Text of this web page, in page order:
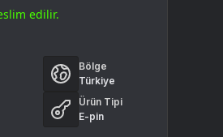
edilir.
Bölge
Türkiye
Ürün Tipi
E-pin